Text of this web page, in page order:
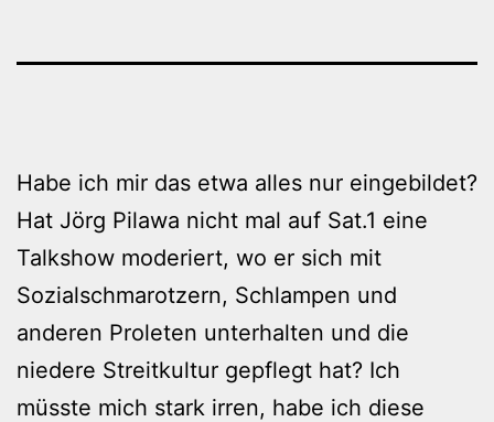
Habe ich mir das etwa alles nur eingebildet?
Hat Jörg Pilawa nicht mal auf Sat.1 eine
Talkshow moderiert, wo er sich mit
Sozialschmarotzern, Schlampen und
anderen Proleten unterhalten und die
niedere Streitkultur gepflegt hat? Ich
müsste mich stark irren, habe ich diese